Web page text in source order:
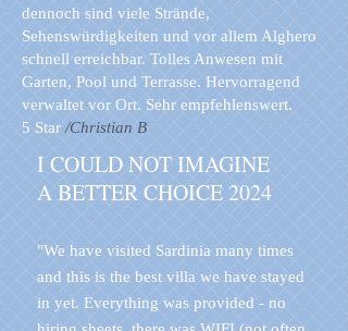
dennoch sind viele Strände,
Sehenswürdigkeiten und vor allem Alghero
schnell erreichbar. Tolles Anwesen mit
Garten, Pool und Terrasse. Hervorragend
verwaltet vor Ort. Sehr empfehlenswert.
5 Star /Christian B
I COULD NOT IMAGINE
A BETTER CHOICE 2024
"We have visited Sardinia many times
and this is the best villa we have stayed
in yet. Everything was provided - no